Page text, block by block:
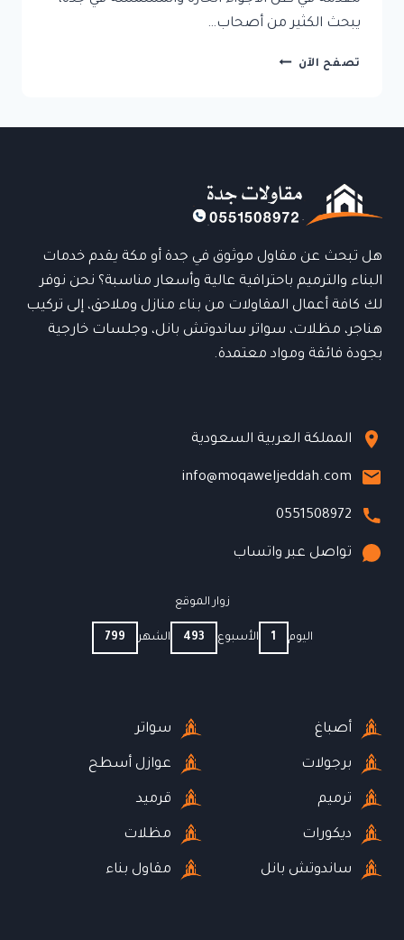
يبحث الكثير من أصحاب…
تصفح الآن تركيب
مظهر
فاخر
هل تبحث عن مقاول موثوق في جدة أو مكة يقدم خدمات
البناء والترميم باحترافية عالية وأسعار مناسبة؟ نحن نوفر
لك كافة أعمال المقاولات من بناء منازل وملاحق، إلى تركيب
هناجر، مظلات، سواتر ساندوتش بانل، وجلسات خارجية
بجودة فائقة ومواد معتمدة.
المملكة العربية السعودية
info@moqaweljeddah.com
0551508972
تواصل عبر واتساب
زوار الموقع
اليوم 1 الأسبوع 493 الشهر 799
أصباغ
برجولات
ترميم
ديكورات
ساندوتش بانل
سواتر
عوازل أسطح
قرميد
مظلات
مقاول بناء